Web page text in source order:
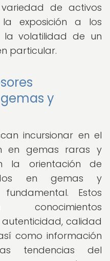
de activos
la exposición a los
la volatilidad de un
particular.
y
incursionar en el
en gemas raras y
la orientación de
en gemas y
Estos
conocimientos
calidad
como información
tendencias del